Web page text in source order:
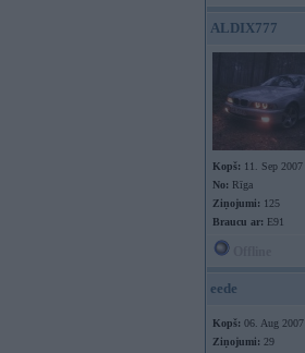
ALDIX777
Kopš: 11. Sep 2007
No: Rīga
Ziņojumi: 125
Braucu ar: E91
eede
Kopš: 06. Aug 2007
Ziņojumi: 29